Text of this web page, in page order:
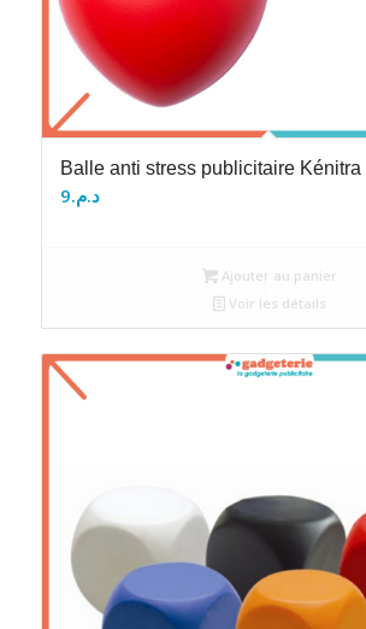
Balle anti stress publicitaire Kénitra
د.م.9
Ajouter au panier
Voir les détails